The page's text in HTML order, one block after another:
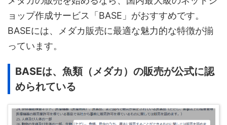
ョップ作成サービス「BASE」がおすすめです。
BASEには、メダカ販売に最適な魅力的な特徴が揃
っています。
BASEは、魚類（メダカ）の販売が公式に認
められている